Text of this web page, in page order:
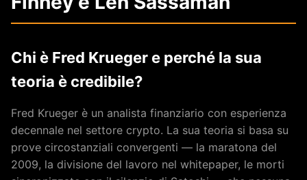
Chi è Fred Krueger e perché la sua
teoria è credibile?
Fred Krueger è un analista finanziario con esperienza
decennale nel settore crypto. La sua teoria si basa su
prove circostanziali convergenti — la maratona del
2009, la divisione del lavoro nel whitepaper, le morti